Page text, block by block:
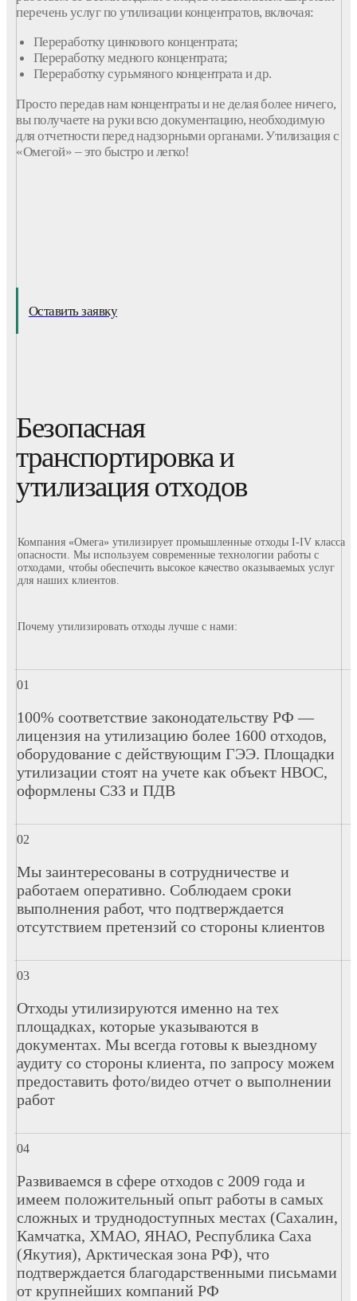
перечень услуг по утилизации концентратов, включая:
Переработку цинкового концентрата;
Переработку медного концентрата;
Переработку сурьмяного концентрата и др.
Просто передав нам концентраты и не делая более ничего,
вы получаете на руки всю документацию, необходимую
для отчетности перед надзорными органами. Утилизация с
«Омегой» – это быстро и легко!
Оставить заявку
Безопасная
транспортировка и
утилизация отходов
Компания «Омега» утилизирует промышленные отходы I-IV класса
опасности. Мы используем современные технологии работы с
отходами, чтобы обеспечить высокое качество оказываемых услуг
для наших клиентов.
Почему утилизировать отходы лучше с нами:
100% соответствие законодательству РФ —
лицензия на утилизацию более 1600 отходов,
оборудование с действующим ГЭЭ. Площадки
утилизации стоят на учете как объект НВОС,
оформлены СЗЗ и ПДВ
Мы заинтересованы в сотрудничестве и
работаем оперативно. Соблюдаем сроки
выполнения работ, что подтверждается
отсутствием претензий со стороны клиентов
Отходы утилизируются именно на тех
площадках, которые указываются в
документах. Мы всегда готовы к выездному
аудиту со стороны клиента, по запросу можем
предоставить фото/видео отчет о выполнении
работ
Развиваемся в сфере отходов с 2009 года и
имеем положительный опыт работы в самых
сложных и труднодоступных местах (Сахалин,
Камчатка, ХМАО, ЯНАО, Республика Саха
(Якутия), Арктическая зона РФ), что
подтверждается благодарственными письмами
от крупнейших компаний РФ